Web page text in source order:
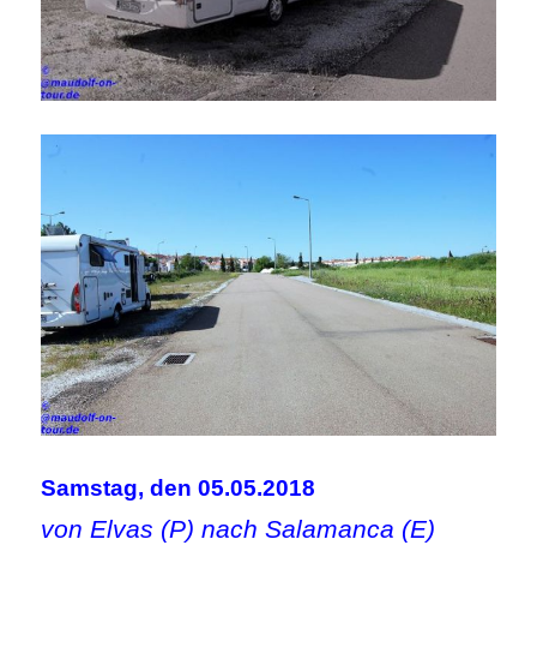
Samstag, den 05.05.2018
von Elvas (P) nach Salamanca (E)